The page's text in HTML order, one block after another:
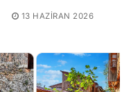
13 HAZIRAN 2026